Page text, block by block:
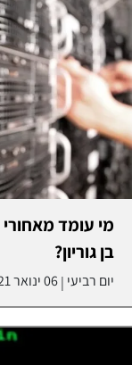
מי עומד
בן גוריון?
יום רביעי |06 ינואר 2021